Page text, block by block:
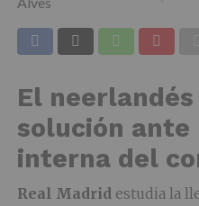
El
solución ante
interna del
Real Madridestudia la